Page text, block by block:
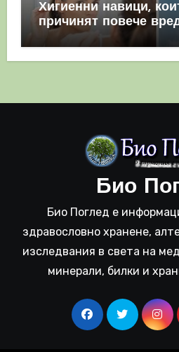
Хигиенни навици,
причинят повече
полза
Био
Био Поглед е
здравословно хранене,
изследвания в света на
минерали, билки и